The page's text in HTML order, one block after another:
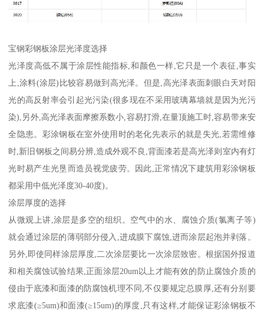
宝钢彩钢板涂层光泽度选择
光泽度高低不属于涂层性能指标,和颜色一样,它只是一个表征,事实
上,涂料(涂层)比较容易做到高光泽。但是,高光泽表面刺眼白天对阳
光的高反射率会引起光污染(很多现在不采用玻璃幕墙就是因为光污
染),另外,高光泽表面摩擦系数小,容易打滑,在量顶施工时,容易带来安
全隐患。彩涂钢板在室外使用时的老化先表示的就是失光,若需维修
时,新旧钢板之间易分辨,造成外观不良,背面漆若是高光泽则室内有灯
光时易产生光垦而造员视觉疲劳。因此,正常情况下建筑用彩涂钢板
都采用中低光泽度30-40度)。
涂层厚度的选择
从微观上讲,涂层是多空的组织。空气中的水、腐蚀介质(氯离子等)
就会通过涂层的薄弱部分侵入,进成膜下腐蚀,进而涂层起泡并剥落。
另外,即使同样涂层厚度,二次涂层要比一次涂层致密。根据国外报道
和相关腐蚀试验结果,正面涂层20um以上才能有效的防止腐蚀介质的
侵由于底漆和面漆的防腐蚀机理不同,不仅要规定总膜厚,还有分别要
求底漆(≥5um)和面漆(≥15um)的厚度,只有这样,才能保证彩涂钢板不